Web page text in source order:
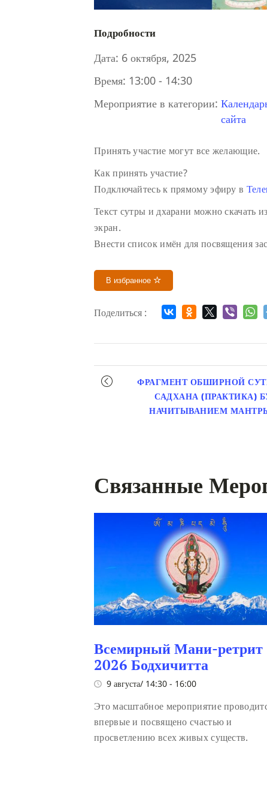
Подробности
Дата: 6 октября, 2025
Время: 13:00 - 14:30
Мероприятие в категории:
сайта
Принять участие могут все желающие.
Как принять участие?
Подключайтесь к прямому эфиру в
Текст сутры и дхарани можно скачать
экран.
Внести список имён для посвящения
В избранное
Поделиться :
Мероприятие
навигация
ФРАГМЕНТ ОБШИРНОЙ
САДХАНА (ПРАКТИКА)
НАЧИТЫВАНИЕМ
Связанные
Всемирный Мани-ретрит
2026 Бодхичитта
9 августа/ 14:30 - 16:00
Это масштабное мероприятие
впервые и посвящено счастью и
просветлению всех живых существ.